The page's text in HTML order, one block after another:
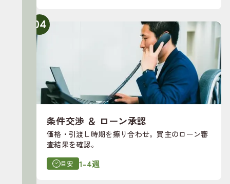
04
条件交渉 ＆ ローン承認
価格・引渡し時期を擦り合わせ。買主のローン審
査結果を確認。
目安 1-4週